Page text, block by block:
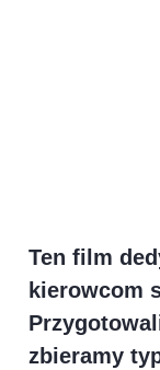
Ten film
kierowcom
zbieramy